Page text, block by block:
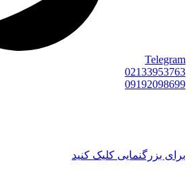
Telegram
02133953763
09192098699
برای بزرگنمایی کلیک کنید